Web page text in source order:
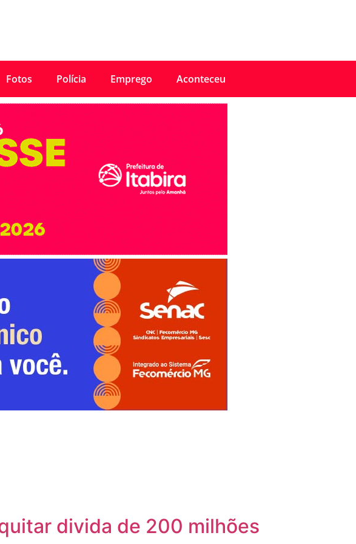
Fotos Polícia Emprego Aconteceu
divida de 200 milhões